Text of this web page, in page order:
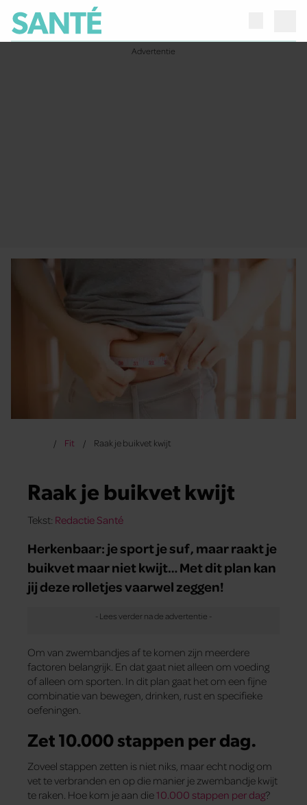
Fit Raak je buikvet kwijt
Raak je buikvet kwijt
Tekst: Redactie Santé
Herkenbaar: je sport je suf, maar raakt je
buikvet maar niet kwijt… Met dit plan kan
jij deze rolletjes vaarwel zeggen!
Om van zwembandjes af te komen zijn meerdere
factoren belangrijk. En dat gaat niet alleen om voeding
of alleen om sporten. In dit plan gaat het om een fijne
combinatie van bewegen, drinken, rust en specifieke
oefeningen.
Zet 10.000 stappen per dag.
Zoveel stappen zetten is niet niks, maar echt nodig om
vet te verbranden en op die manier je zwembandje kwijt
te raken. Hoe kom je aan die10.000 stappen per dag?